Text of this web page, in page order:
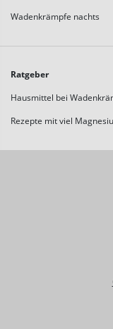
Wadenkrämpfe nachts
Ratgeber
Hausmittel bei
Rezepte mit viel